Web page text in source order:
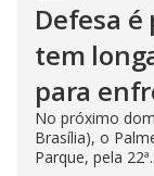
Defesa
tem
para
No próximo
Brasília), o
Parque, pela